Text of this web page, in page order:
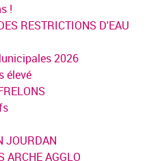
!
RESTRICTIONS D'EAU
2026
élevé
JOURDAN
AGGLO